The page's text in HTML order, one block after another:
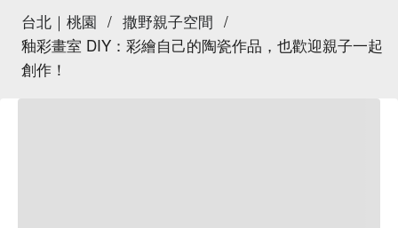
台北｜桃園 / 撒野親子空間 /
釉彩畫室 DIY：彩繪自己的陶瓷作品，也歡迎親子一起
創作！